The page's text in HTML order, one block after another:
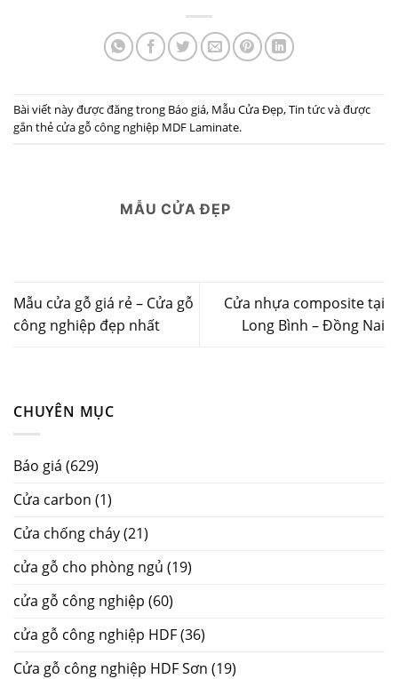
CHUYÊN MỤC
Báo giá (629)
Cửa carbon (1)
Cửa chống cháy(21)
cửa gỗ cho phòng ngủ (19)
cửa gỗ công nghiệp (60)
cửa gỗ công nghiệp HDF(36)
Cửa gỗ công nghiệp HDF Sơn (19)
Bài viết này được đăng trong Báo giá, Mẫu Cửa Đẹp,Tin tứcvà được
gắn thẻcửa gỗ công nghiệp MDF Laminate.
MẪU CỬA ĐẸP
Mẫu cửa gỗ giá rẻ – Cửa gỗ
công nghiệp đẹp nhất
Cửa nhựa composite tại
Long Bình – Đồng Nai